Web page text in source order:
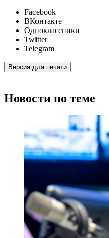
Facebook
ВКонтакте
Одноклассники
Twitter
Telegram
Версия для печати
Новости по теме